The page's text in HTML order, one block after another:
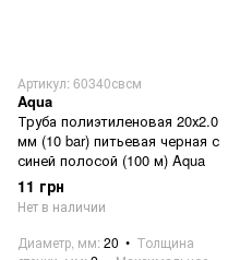
Артикул: 60340свсм
Aqua
Труба полиэтиленовая 20х2.0
мм (10 bar) питьевая черная с
синей полосой (100 м) Aqua
11 грн
Нет в наличии
Диаметр, мм 20
Толщина